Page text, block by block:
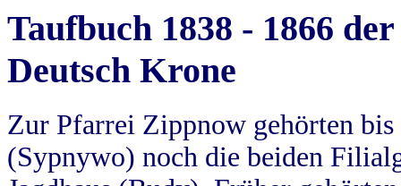
Taufbuch 1838 - 1866
Deutsch Krone
Zur Pfarrei Zippnow gehörten
(Sypnywo) noch die beiden